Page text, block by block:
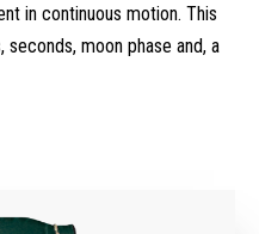
in continuous motion. This
moon phase and, a